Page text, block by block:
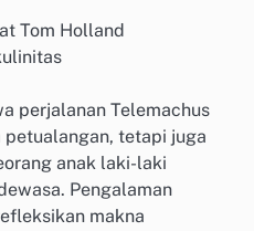
Tom Holland
perjalanan Telemachus
tetapi juga
anak laki-laki
Pengalaman
makna